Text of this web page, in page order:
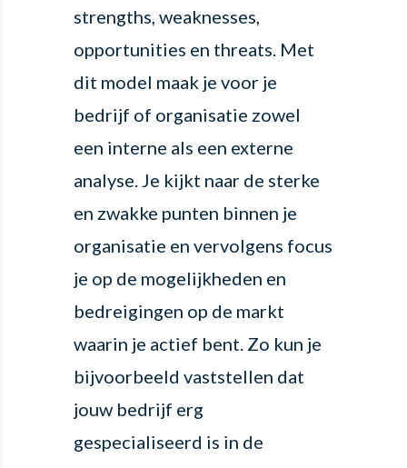
strengths, weaknesses,
opportunities en threats. Met
dit model maak je voor je
bedrijf of organisatie zowel
een interne als een externe
analyse. Je kijkt naar de sterke
en zwakke punten binnen je
organisatie en vervolgens focus
je op de mogelijkheden en
bedreigingen op de markt
waarin je actief bent. Zo kun je
bijvoorbeeld vaststellen dat
jouw bedrijf erg
gespecialiseerd is in de